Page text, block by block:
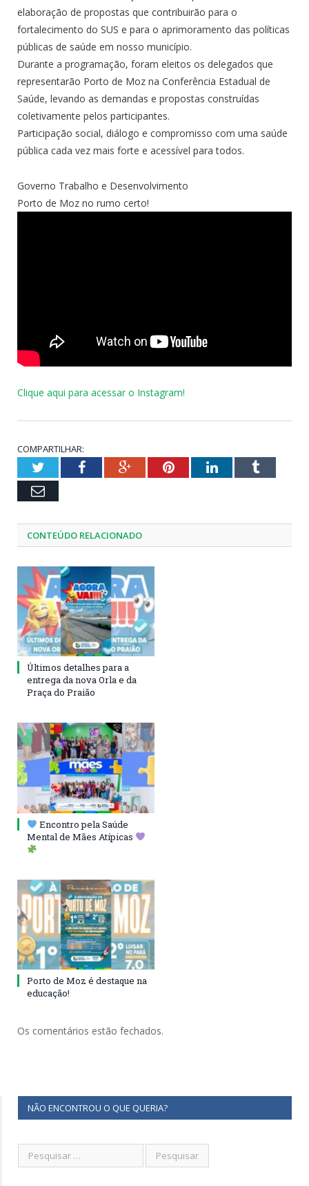
elaboração de propostas que contribuirão para o
fortalecimento do SUS e para o aprimoramento das políticas
públicas de saúde em nosso município.
Durante a programação, foram eleitos os delegados que
representarão Porto de Moz na Conferência Estadual de
Saúde, levando as demandas e propostas construídas
coletivamente pelos participantes.
Participação social, diálogo e compromisso com uma saúde
pública cada vez mais forte e acessível para todos.
Governo Trabalho e Desenvolvimento
Porto de Moz no rumo certo!
Clique aqui para acessar o Instagram!
COMPARTILHAR:
TwitterFacebookGoogle+PinterestLinkedInTumblr
Email
CONTEÚDO RELACIONADO
Últimos detalhes para a
entrega da nova Orla e da
Praça do Praião
Encontro pela Saúde
Mental de Mães Atípicas
Porto de Moz é destaque na
educação!
Os comentários estão fechados.
NÃO ENCONTROU O QUE QUERIA?